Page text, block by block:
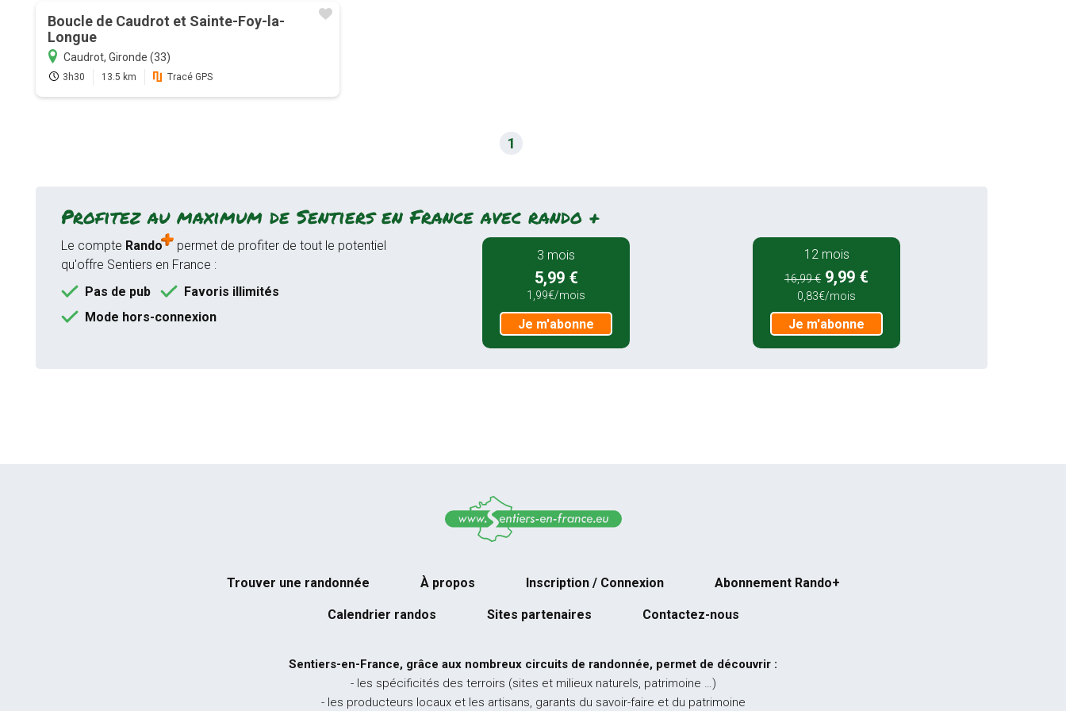
Boucle de Caudrot et Sainte-Foy-la-
Longue
Caudrot, Gironde (33)
3h30 13.5 km Tracé GPS
1
Profitez au maximum de Sentiers en France avec rando +
Le compte Rando
permet de profiter de tout le potentiel
qu'offre Sentiers en France :
Pas de pub
Favoris illimités
Mode hors-connexion
3 mois
5,99 €
1,99€/mois
Je m'abonne
12 mois
16,99 € 9,99 €
0,83€/mois
Je m'abonne
Trouver une randonnée À propos Inscription / Connexion Abonnement Rando+
Calendrier randos Sites partenaires Contactez-nous
Sentiers-en-France, grâce aux nombreux circuits de randonnée, permet de découvrir :
- les spécificités des terroirs (sites et milieux naturels, patrimoine …)
- les producteurs locaux et les artisans, garants du savoir-faire et du patrimoine